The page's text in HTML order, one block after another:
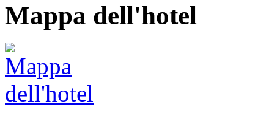
Mappa dell'hotel